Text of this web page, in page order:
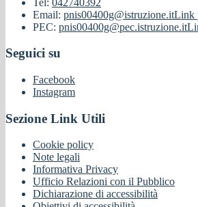
Email: pnis00400g@istruzione.itLink
PEC: pnis00400g@pec.istruzione.it
Seguici su
Facebook
Instagram
Sezione Link Utili
Cookie policy
Note legali
Informativa Privacy
Ufficio Relazioni con il Pubblico
Dichiarazione di accessibilità